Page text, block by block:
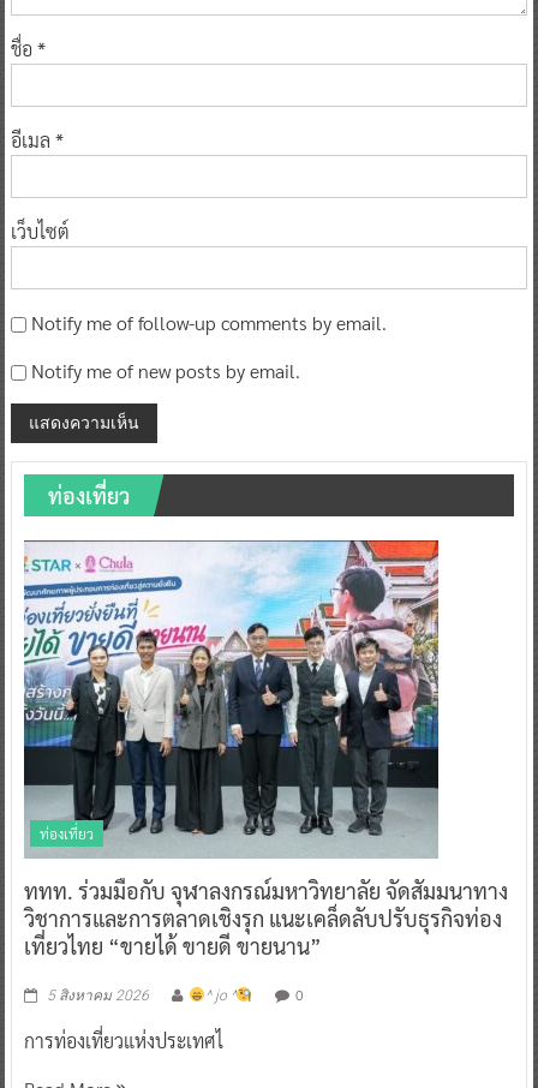
ชื่อ *
อีเมล *
เว็บไซต์
Notify me of follow-up comments by email.
Notify me of new posts by email.
ท่องเที่ยว
ท่องเที่ยว
ททท. ร่วมมือกับ จุฬาลงกรณ์มหาวิทยาลัย จัดสัมมนาทาง
วิชาการและการตลาดเชิงรุก แนะเคล็ดลับปรับธุรกิจท่อง
เที่ยวไทย “ขายได้ ขายดี ขายนาน”
5 สิงหาคม 2026 ^ jo ^ 0
การท่องเที่ยวแห่งประเทศไ